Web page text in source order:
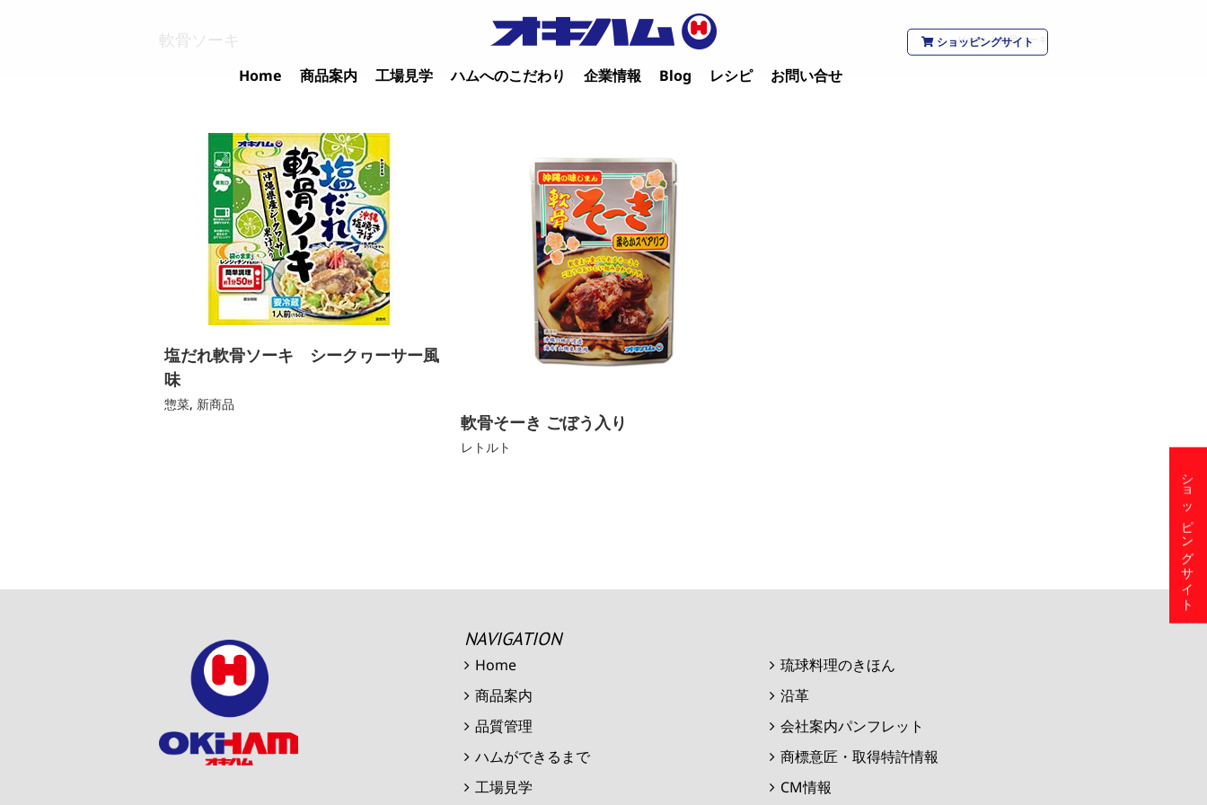
ショッピングサイト
Home 商品案内 工場見学 ハムへのこだわり 企業情報 Blog レシピ お問い合せ
軟骨ソーキ Home / 軟骨ソーキ
塩だれ軟骨ソーキ シークヮーサー風
味
惣菜, 新商品
軟骨そーき ごぼう入り
レトルト
NAVIGATION
Home
商品案内
品質管理
ハムができるまで
工場見学
琉球料理のきほん
沿革
会社案内パンフレット
商標意匠・取得特許情報
CM情報
ショッピングサイト